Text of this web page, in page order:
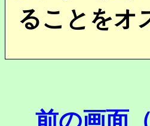
ることをオ
前の画面